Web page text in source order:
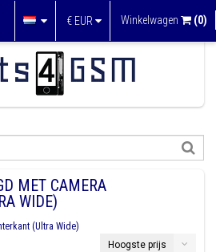
€ EUR Winkelwagen (0)
MET CAMERA
WIDE)
(Ultra Wide)
Hoogste prijs